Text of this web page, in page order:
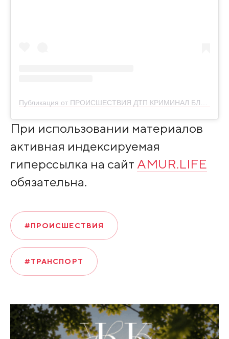
Публикация от ПРОИСШЕСТВИЯ ДТП КРИМИНАЛ БЛГ (@skaner28)
При использовании материалов
активная индексируемая
гиперссылка на сайт AMUR.LIFE
обязательна.
#ПРОИСШЕСТВИЯ
#ТРАНСПОРТ